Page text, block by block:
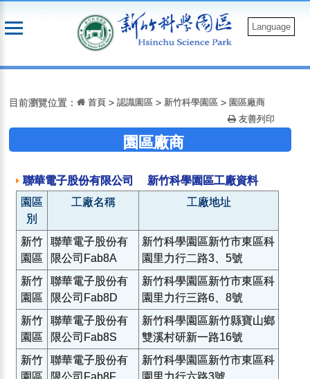
到
Language
目前瀏覽位置： 首頁 >認識園區 >新竹科學園區 > 園區廠商
友善列印
園區廠商
聯華電子股份有限公司 新竹科學園區工廠資料
園區
別
工廠名稱 工廠地址
新竹
園區
聯華電子股份有
限公司Fab8A
新竹科學園區新竹市東區科
園里力行二路3、5號
新竹
園區
聯華電子股份有
限公司Fab8D
新竹科學園區新竹市東區科
園里力行三路6、8號
新竹
園區
聯華電子股份有
限公司Fab8S
新竹科學園區新竹縣寶山鄉
雙溪村研新一路16號
新竹
園區
聯華電子股份有
限公司Fab8F
新竹科學園區新竹市東區科
園里力行六路3號